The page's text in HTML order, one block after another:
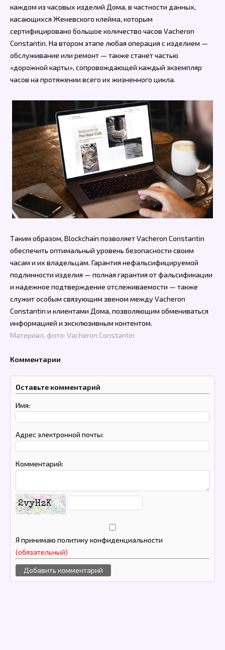
каждом из часовых изделий Дома, в частности данных,
касающихся Женевского клейма, которым
сертифицировано большое количество часов Vacheron
Constantin. На втором этапе любая операция с изделием —
обслуживание или ремонт — также станет частью
«дорожной карты», сопровождающей каждый экземпляр
часов на протяжении всего их жизненного цикла.
Таким образом, Blockchain позволяет Vacheron Constantin
обеспечить оптимальный уровень безопасности своим
часам и их владельцам. Гарантия нефальсифицируемой
подлинности изделия — полная гарантия от фальсификации
и надежное подтверждение отслеживаемости — также
служит особым связующим звеном между Vacheron
Constantin и клиентами Дома, позволяющим обмениваться
информацией и эксклюзивным контентом.
Материал, фото: Vacheron Constantin
Комментарии
Оставьте комментарий
Имя:
Адрес электронной почты:
Комментарий:
2vyHzK
Я принимаю политику конфиденциальности
(обязательный)